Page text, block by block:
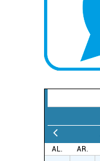
AL. AR.